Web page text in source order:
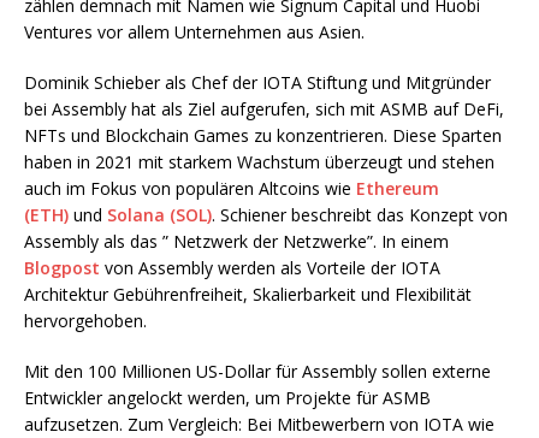
zählen demnach mit Namen wie Signum Capital und Huobi
Ventures vor allem Unternehmen aus Asien.
Dominik Schieber als Chef der IOTA Stiftung und Mitgründer
bei Assembly hat als Ziel aufgerufen, sich mit ASMB auf DeFi,
NFTs und Blockchain Games zu konzentrieren. Diese Sparten
haben in 2021 mit starkem Wachstum überzeugt und stehen
auch im Fokus von populären Altcoins wie Ethereum
(ETH) und Solana (SOL). Schiener beschreibt das Konzept von
Assembly als das ” Netzwerk der Netzwerke”. In einem
Blogpost von Assembly werden als Vorteile der IOTA
Architektur Gebührenfreiheit, Skalierbarkeit und Flexibilität
hervorgehoben.
Mit den 100 Millionen US-Dollar für Assembly sollen externe
Entwickler angelockt werden, um Projekte für ASMB
aufzusetzen. Zum Vergleich: Bei Mitbewerbern von IOTA wie